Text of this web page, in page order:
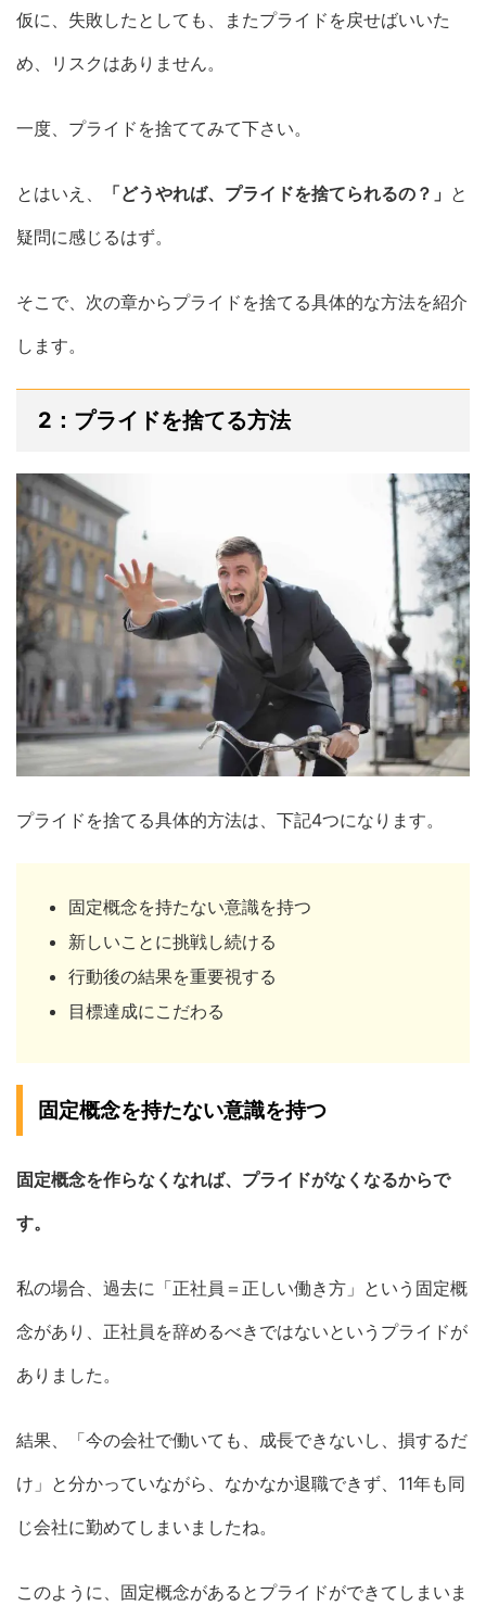
仮に、失敗したとしても、またプライドを戻せばいいた
め、リスクはありません。
一度、プライドを捨ててみて下さい。
とはいえ、 「どうやれば、プライドを捨てられるの？」 と
疑問に感じるはず。
そこで、次の章からプライドを捨てる具体的な方法を紹介
します。
2：プライドを捨てる方法
プライドを捨てる具体的方法は、下記4つになります。
固定概念を持たない意識を持つ
新しいことに挑戦し続ける
行動後の結果を重要視する
目標達成にこだわる
固定概念を持たない意識を持つ
固定概念を作らなくなれば、プライドがなくなるからで
す。
私の場合、過去に「正社員＝正しい働き方」という固定概
念があり、正社員を辞めるべきではないというプライドが
ありました。
結果、「今の会社で働いても、成長できないし、損するだ
け」と分かっていながら、なかなか退職できず、11年も同
じ会社に勤めてしまいましたね。
このように、固定概念があるとプライドができてしまいま